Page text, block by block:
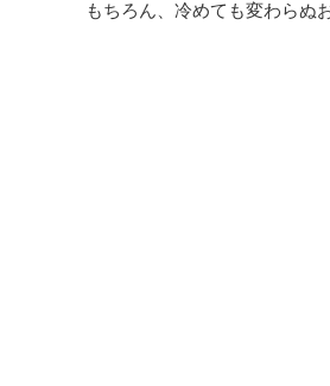
もちろん、冷めても変わらぬ